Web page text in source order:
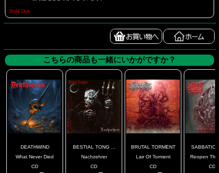
Sold Out
こちらの商品も一緒にいかがですか？
DEATHWIND
What Never Died
CD
BESTIAL TONG ...
Nachzehrer
CD
BRUTAL TORMENT
Lair Of Torment
CD
SABBATIC
Reopen
CD